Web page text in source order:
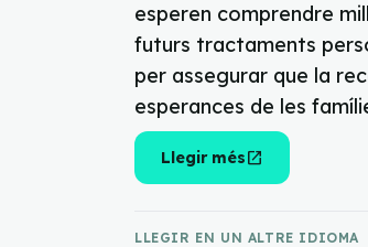
esperen comprendre
futurs tractaments
per assegurar que la
esperances de les
Llegir mésopen_in_new
LLEGIR EN UN ALTRE IDIOMA